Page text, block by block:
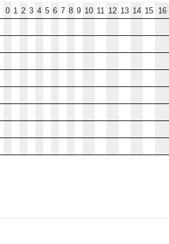
0 1 2 3 4 5 6 7 8 9 10 11 12 13 14 15 16